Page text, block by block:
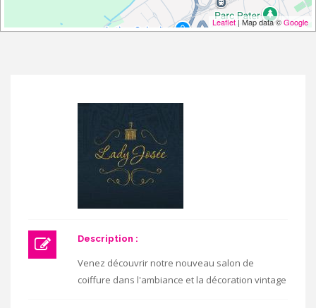
Leaflet| Map data ©Google
Description :
Venez découvrir notre nouveau salon de
coiffure dans l'ambiance et la décoration vintage